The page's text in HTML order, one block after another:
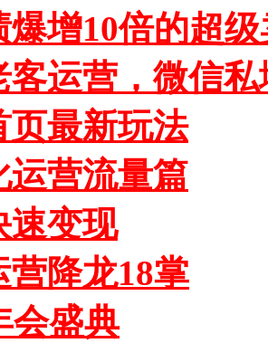
爆增10倍的超
客运营，微信私
页最新玩法
运营流量篇
速变现
营降龙18掌
会盛典